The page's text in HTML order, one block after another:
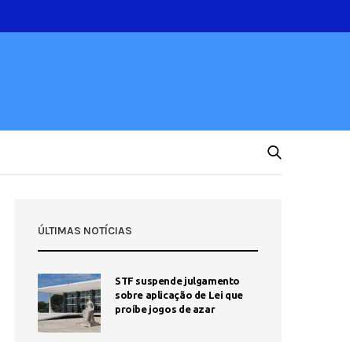
ÚLTIMAS NOTÍCIAS
STF suspende julgamento
sobre aplicação de Lei que
proíbe jogos de azar